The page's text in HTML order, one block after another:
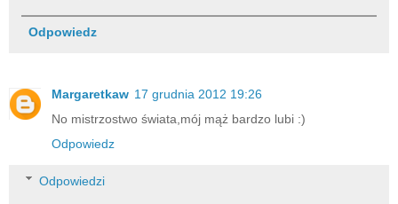
Odpowiedz
Margaretkaw 17 grudnia 2012 19:26
No mistrzostwo świata,mój mąż bardzo lubi :)
Odpowiedz
Odpowiedzi